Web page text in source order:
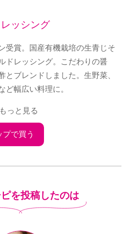
ッシング
受賞。国産有機栽培の生青じそ
ドレッシング。こだわりの醤
とブレンドしました。生野菜、
ど幅広い料理に。
っと見る
で買う
を投稿したのは